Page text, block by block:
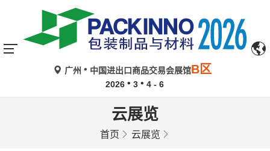
广州 中国进出口商品交易会展馆B区
2026 3 4 - 6
云展览
首页 云展览